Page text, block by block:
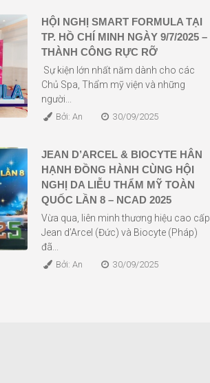
HỘI NGHỊ SMART FORMULA TẠI
TP. HỒ CHÍ MINH NGÀY 9/7/2025 –
THÀNH CÔNG RỰC RỠ
Sự kiện lớn nhất năm dành cho các
Chủ Spa, Thẩm mỹ viện và những
người...
Bởi: An 30/09/2025
JEAN D’ARCEL & BIOCYTE HÂN
HẠNH ĐỒNG HÀNH CÙNG HỘI
NGHỊ DA LIỄU THẨM MỸ TOÀN
QUỐC LẦN 8 – NCAD 2025
Vừa qua, liên minh thương hiệu cao cấp
Jean d’Arcel (Đức) và Biocyte (Pháp)
đã...
Bởi: An 30/09/2025